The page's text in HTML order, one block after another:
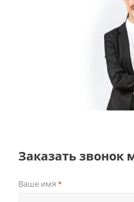
Заказать звонок
Ваше имя *